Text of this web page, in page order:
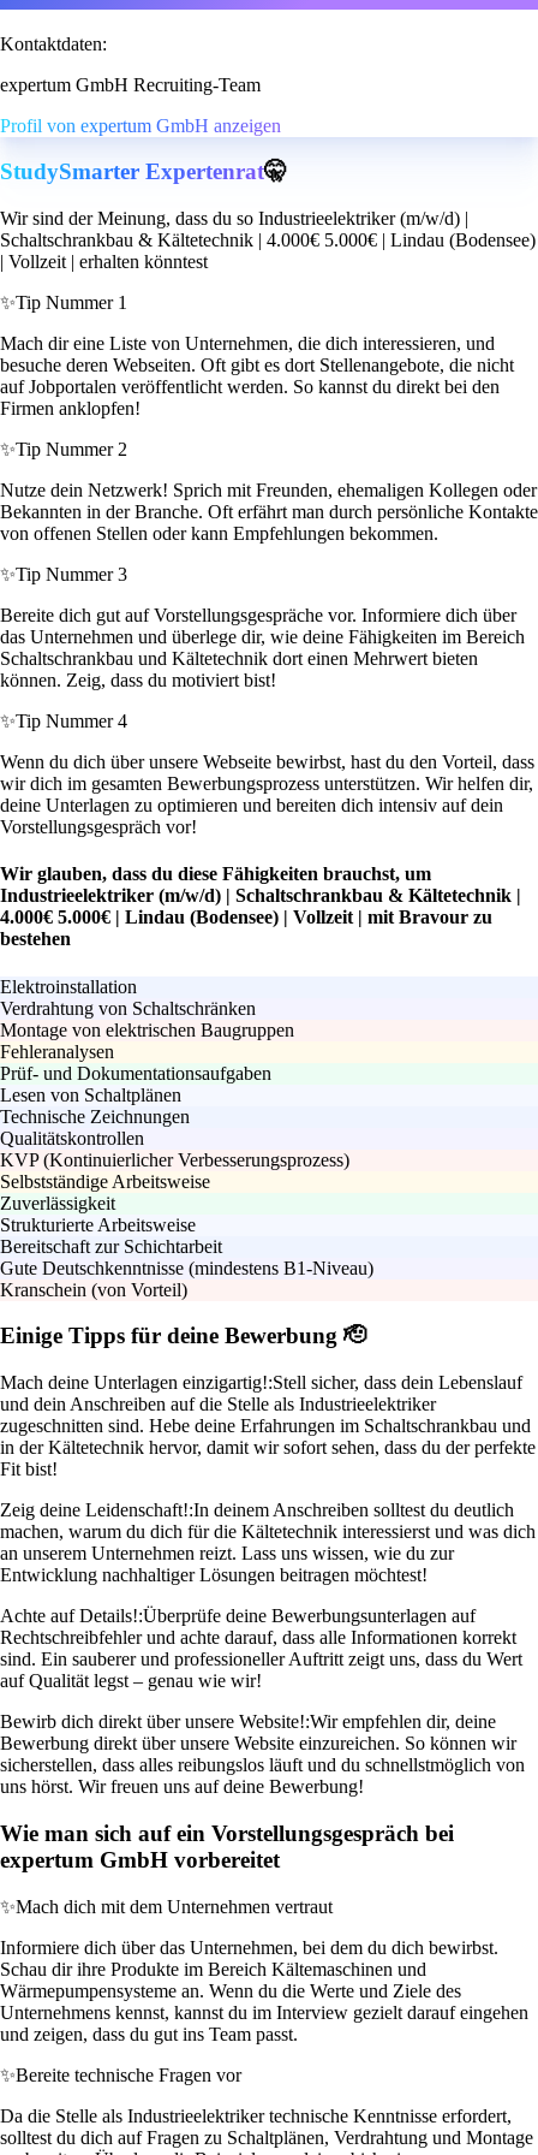
Kontaktdaten:
expertum GmbH Recruiting-Team
Profil von expertum GmbH anzeigen
StudySmarter Expertenrat🤫
Wir sind der Meinung, dass du so Industrieelektriker (m/w/d) |
Schaltschrankbau & Kältetechnik | 4.000€ 5.000€ | Lindau (Bodensee)
| Vollzeit | erhalten könntest
✨Tip Nummer 1
Mach dir eine Liste von Unternehmen, die dich interessieren, und
besuche deren Webseiten. Oft gibt es dort Stellenangebote, die nicht
auf Jobportalen veröffentlicht werden. So kannst du direkt bei den
Firmen anklopfen!
✨Tip Nummer 2
Nutze dein Netzwerk! Sprich mit Freunden, ehemaligen Kollegen oder
Bekannten in der Branche. Oft erfährt man durch persönliche Kontakte
von offenen Stellen oder kann Empfehlungen bekommen.
✨Tip Nummer 3
Bereite dich gut auf Vorstellungsgespräche vor. Informiere dich über
das Unternehmen und überlege dir, wie deine Fähigkeiten im Bereich
Schaltschrankbau und Kältetechnik dort einen Mehrwert bieten
können. Zeig, dass du motiviert bist!
✨Tip Nummer 4
Wenn du dich über unsere Webseite bewirbst, hast du den Vorteil, dass
wir dich im gesamten Bewerbungsprozess unterstützen. Wir helfen dir,
deine Unterlagen zu optimieren und bereiten dich intensiv auf dein
Vorstellungsgespräch vor!
Wir glauben, dass du diese Fähigkeiten brauchst, um
Industrieelektriker (m/w/d) | Schaltschrankbau & Kältetechnik |
4.000€ 5.000€ | Lindau (Bodensee) | Vollzeit | mit Bravour zu
bestehen
Elektroinstallation
Verdrahtung von Schaltschränken
Montage von elektrischen Baugruppen
Fehleranalysen
Prüf- und Dokumentationsaufgaben
Lesen von Schaltplänen
Technische Zeichnungen
Qualitätskontrollen
KVP (Kontinuierlicher Verbesserungsprozess)
Selbstständige Arbeitsweise
Zuverlässigkeit
Strukturierte Arbeitsweise
Bereitschaft zur Schichtarbeit
Gute Deutschkenntnisse (mindestens B1-Niveau)
Kranschein (von Vorteil)
Einige Tipps für deine Bewerbung 🫡
Mach deine Unterlagen einzigartig!:Stell sicher, dass dein Lebenslauf
und dein Anschreiben auf die Stelle als Industrieelektriker
zugeschnitten sind. Hebe deine Erfahrungen im Schaltschrankbau und
in der Kältetechnik hervor, damit wir sofort sehen, dass du der perfekte
Fit bist!
Zeig deine Leidenschaft!:In deinem Anschreiben solltest du deutlich
machen, warum du dich für die Kältetechnik interessierst und was dich
an unserem Unternehmen reizt. Lass uns wissen, wie du zur
Entwicklung nachhaltiger Lösungen beitragen möchtest!
Achte auf Details!:Überprüfe deine Bewerbungsunterlagen auf
Rechtschreibfehler und achte darauf, dass alle Informationen korrekt
sind. Ein sauberer und professioneller Auftritt zeigt uns, dass du Wert
auf Qualität legst – genau wie wir!
Bewirb dich direkt über unsere Website!:Wir empfehlen dir, deine
Bewerbung direkt über unsere Website einzureichen. So können wir
sicherstellen, dass alles reibungslos läuft und du schnellstmöglich von
uns hörst. Wir freuen uns auf deine Bewerbung!
Wie man sich auf ein Vorstellungsgespräch bei
expertum GmbH vorbereitet
✨Mach dich mit dem Unternehmen vertraut
Informiere dich über das Unternehmen, bei dem du dich bewirbst.
Schau dir ihre Produkte im Bereich Kältemaschinen und
Wärmepumpensysteme an. Wenn du die Werte und Ziele des
Unternehmens kennst, kannst du im Interview gezielt darauf eingehen
und zeigen, dass du gut ins Team passt.
✨Bereite technische Fragen vor
Da die Stelle als Industrieelektriker technische Kenntnisse erfordert,
solltest du dich auf Fragen zu Schaltplänen, Verdrahtung und Montage